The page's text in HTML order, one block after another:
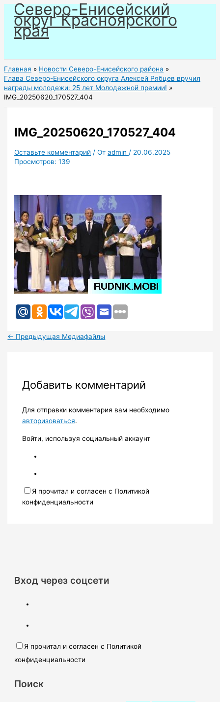
Перейти
содержимому
Северо-Енисейский
округ Красноярского
края
Главная
Новости Северо-Енисейского района
Глава Северо-Енисейского округа Алексей Рябцев вручил
награды молодежи: 25 лет Молодежной премии!
IMG_20250620_170527_404
IMG_20250620_170527_404
Оставьте комментарий / Отadmin / 20.06.2025
Просмотров: 139
← Предыдущая Медиафайлы
Добавить комментарий
Для отправки комментария вам необходимо
авторизоваться.
Войти, используя социальный аккаунт
Я прочитал и согласен с Политикой
конфиденциальности
Вход через соцсети
Я прочитал и согласен с Политикой
конфиденциальности
Поиск